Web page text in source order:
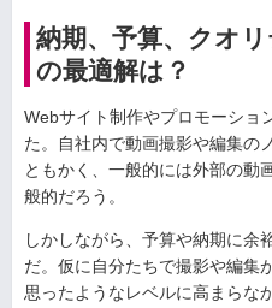
納期、予算、クオ
の最適解は？
Webサイト制作やプロモーショ
た。自社内で動画撮影や編集の
ともかく、一般的には外部の動
般的だろう。
しかしながら、予算や納期に余
だ。仮に自分たちで撮影や編集
思ったようなレベルに高まらな